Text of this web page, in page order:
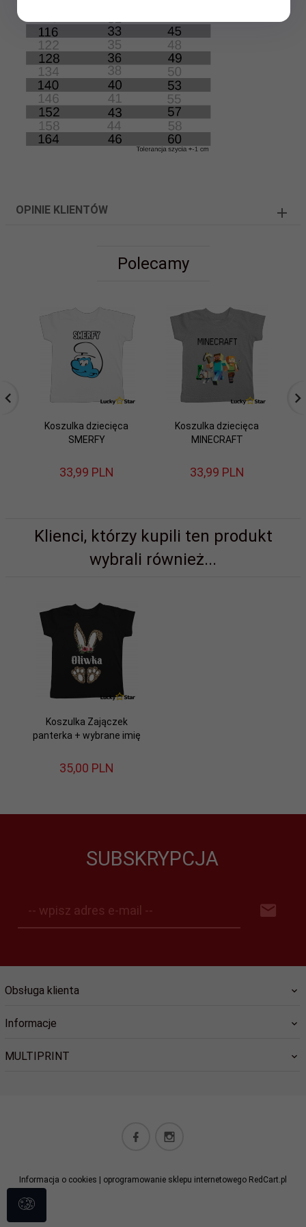
OPINIE KLIENTÓW
Polecamy
Koszulka dziecięca
SMERFY
33,99 PLN
Koszulka dziecięca
MINECRAFT
33,99 PLN
Klienci, którzy kupili ten produkt
wybrali również...
Koszulka Zajączek
panterka + wybrane imię
35,00 PLN
SUBSKRYPCJA
-- wpisz adres e-mail --
Obsługa klienta
Informacje
MULTIPRINT
Informacja o cookies | oprogramowanie sklepu internetowego RedCart.pl